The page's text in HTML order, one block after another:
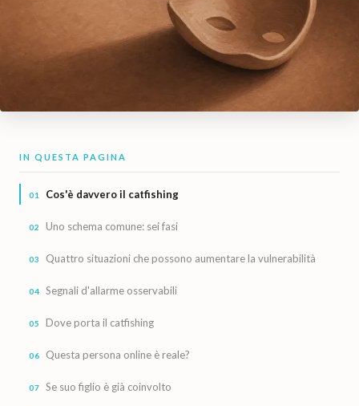
IN QUESTA PAGINA
Cos'è davvero il catfishing
Uno schema comune: sei fasi
Quattro situazioni che possono aumentare la vulnerabilità
Segnali d'allarme osservabili
Dove porta il catfishing
Questa persona online è reale?
Se suo figlio è già coinvolto